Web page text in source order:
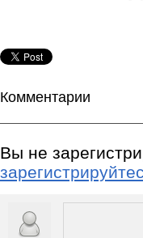
Комментарии
Вы не